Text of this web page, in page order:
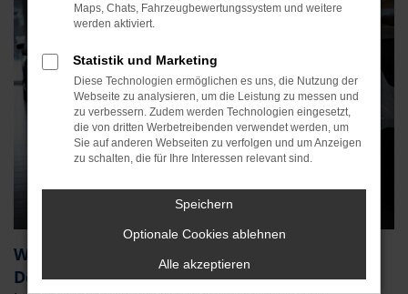
Wir zählen zu den Top Autohändlern
Deutschlands
Maps, Chats, Fahrzeugbewertungssystem und weitere
werden aktiviert.
Statistik und Marketing
Diese Technologien ermöglichen es uns, die Nutzung der
Webseite zu analysieren, um die Leistung zu messen und
zu verbessern. Zudem werden Technologien eingesetzt,
die von dritten Werbetreibenden verwendet werden, um
Sie auf anderen Webseiten zu verfolgen und um Anzeigen
zu schalten, die für Ihre Interessen relevant sind.
Speichern
Optionale Cookies ablehnen
Alle akzeptieren